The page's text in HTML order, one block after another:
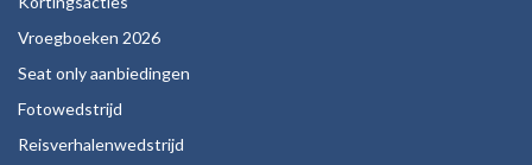
Vroegboeken 2026
Seat only aanbiedingen
Fotowedstrijd
Reisverhalenwedstrijd